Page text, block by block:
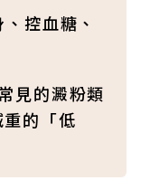
控血糖、
見的澱粉類
的「低